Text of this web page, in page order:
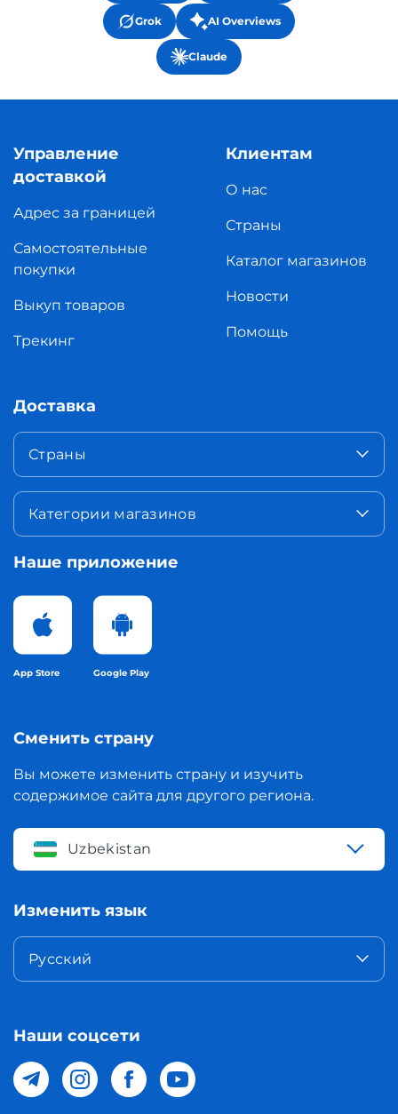
Grok AI Overviews
Claude
Управление
доставкой
Адрес за границей
Самостоятельные
покупки
Выкуп товаров
Трекинг
Клиентам
О нас
Страны
Каталог магазинов
Новости
Помощь
Доставка
Страны
Категории магазинов
Наше приложение
App Store Google Play
Сменить страну
Вы можете изменить страну и изучить
содержимое сайта для другого региона.
Uzbekistan
Изменить язык
Русский
Наши соцсети